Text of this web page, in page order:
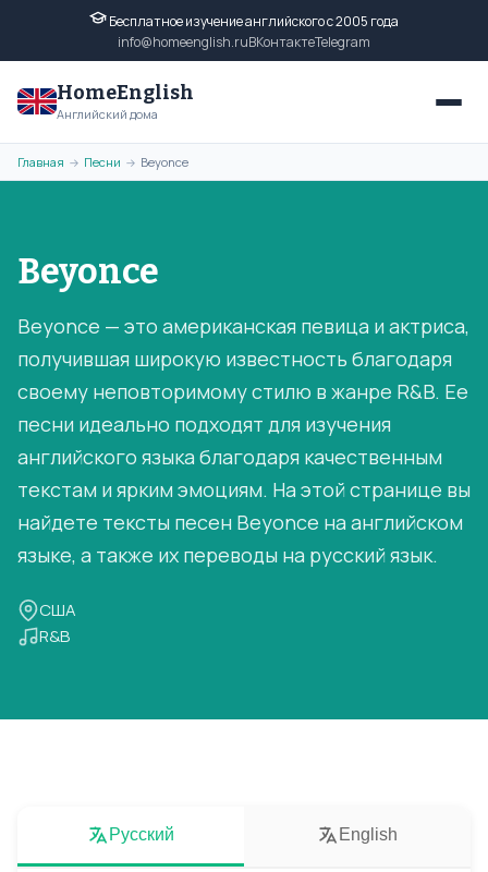
Бесплатное изучение английского с 2005 года
info@homeenglish.ruВКонтактеTelegram
HomeEnglish
Английский дома
Главная → Песни → Beyonce
Beyonce
Beyonce — это американская певица и актриса,
получившая широкую известность благодаря
своему неповторимому стилю в жанре R&B. Ее
песни идеально подходят для изучения
английского языка благодаря качественным
текстам и ярким эмоциям. На этой странице вы
найдете тексты песен Beyonce на английском
языке, а также их переводы на русский язык.
США
R&B
Русский English